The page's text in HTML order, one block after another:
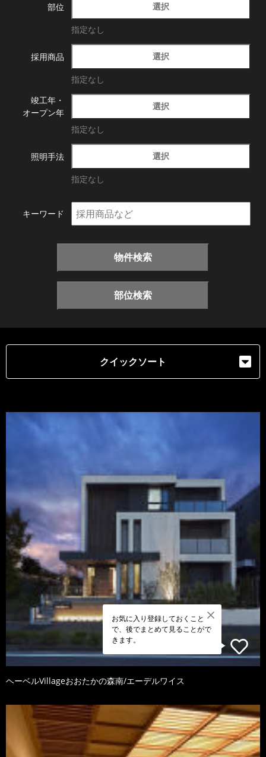
部位 選択
指定なし
採用商品 選択
指定なし
竣工年・
オープン年
選択
指定なし
照明手法 選択
指定なし
キーワード
物件検索
部位検索
クイックソート
お気に入り登録しておくこと
で、後でまとめて見ることがで
きます。
ヘーベルVillageおおたかの森南/エーデルワイス